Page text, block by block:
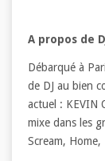
A propos de
Débarqué à
de DJ au bien
actuel : KEVIN
mixe dans les
Scream,